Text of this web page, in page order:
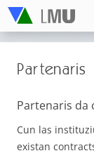
Partenaris
Partenaris da
Cun las
existan